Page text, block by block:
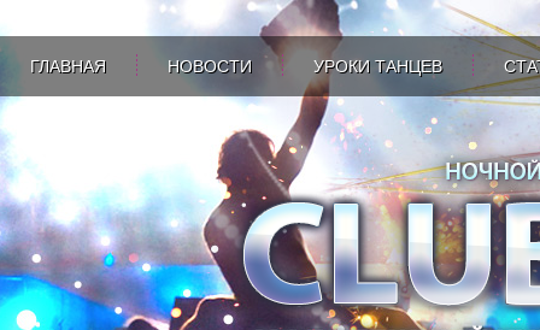
ГЛАВНАЯ НОВОСТИ УРОКИ ТАНЦЕВ